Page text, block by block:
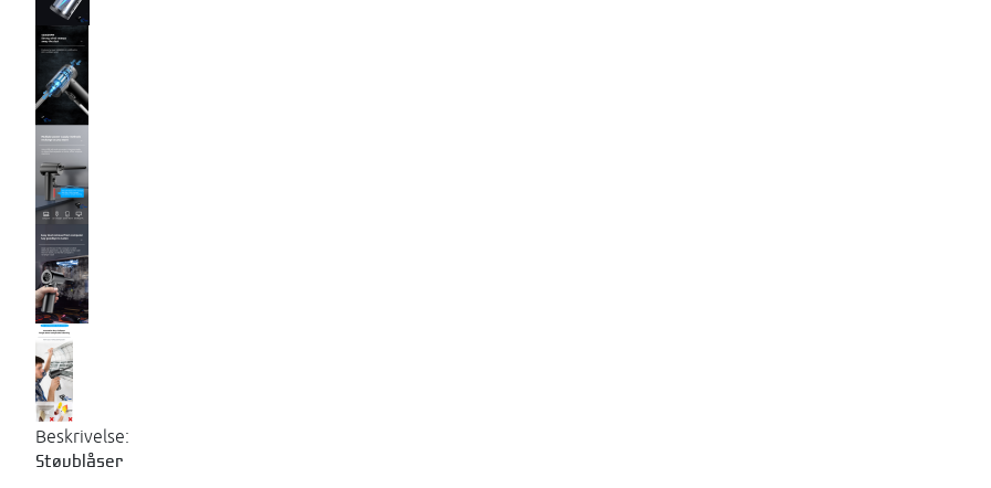
Beskrivelse:
Støvblåser